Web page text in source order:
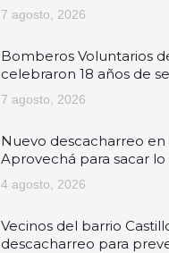
7 agosto, 2026
Bomberos Voluntarios
celebraron 18 años de
7 agosto, 2026
Nuevo descacharreo en
Aprovechá para sacar
4 agosto, 2026
Vecinos del barrio
descacharreo para